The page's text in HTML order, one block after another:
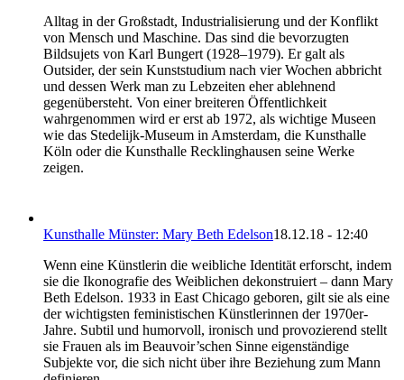
Alltag in der Großstadt, Industrialisierung und der Konflikt
von Mensch und Maschine. Das sind die bevorzugten
Bildsujets von Karl Bungert (1928–1979). Er galt als
Outsider, der sein Kunststudium nach vier Wochen abbricht
und dessen Werk man zu Lebzeiten eher ablehnend
gegenübersteht. Von einer breiteren Öffentlichkeit
wahrgenommen wird er erst ab 1972, als wichtige Museen
wie das Stedelijk-Museum in Amsterdam, die Kunsthalle
Köln oder die Kunsthalle Recklinghausen seine Werke
zeigen.
Kunsthalle Münster: Mary Beth Edelson18.12.18 - 12:40
Wenn eine Künstlerin die weibliche Identität erforscht, indem
sie die Ikonografie des Weiblichen dekonstruiert – dann Mary
Beth Edelson. 1933 in East Chicago geboren, gilt sie als eine
der wichtigsten feministischen Künstlerinnen der 1970er-
Jahre. Subtil und humorvoll, ironisch und provozierend stellt
sie Frauen als im Beauvoir’schen Sinne eigenständige
Subjekte vor, die sich nicht über ihre Beziehung zum Mann